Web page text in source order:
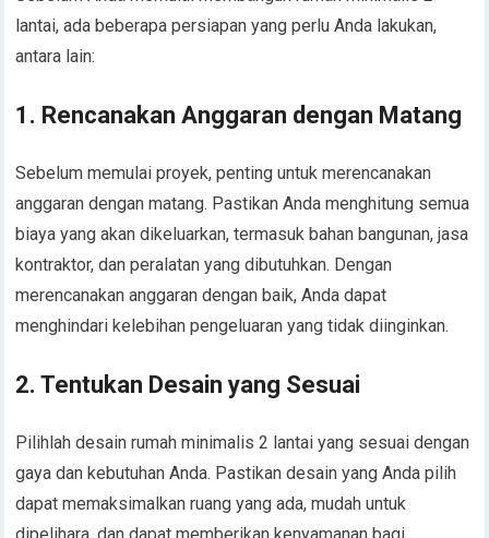
lantai, ada beberapa persiapan yang perlu Anda lakukan,
antara lain:
1. Rencanakan Anggaran dengan Matang
Sebelum memulai proyek, penting untuk merencanakan
anggaran dengan matang. Pastikan Anda menghitung semua
biaya yang akan dikeluarkan, termasuk bahan bangunan, jasa
kontraktor, dan peralatan yang dibutuhkan. Dengan
merencanakan anggaran dengan baik, Anda dapat
menghindari kelebihan pengeluaran yang tidak diinginkan.
2. Tentukan Desain yang Sesuai
Pilihlah desain rumah minimalis 2 lantai yang sesuai dengan
gaya dan kebutuhan Anda. Pastikan desain yang Anda pilih
dapat memaksimalkan ruang yang ada, mudah untuk